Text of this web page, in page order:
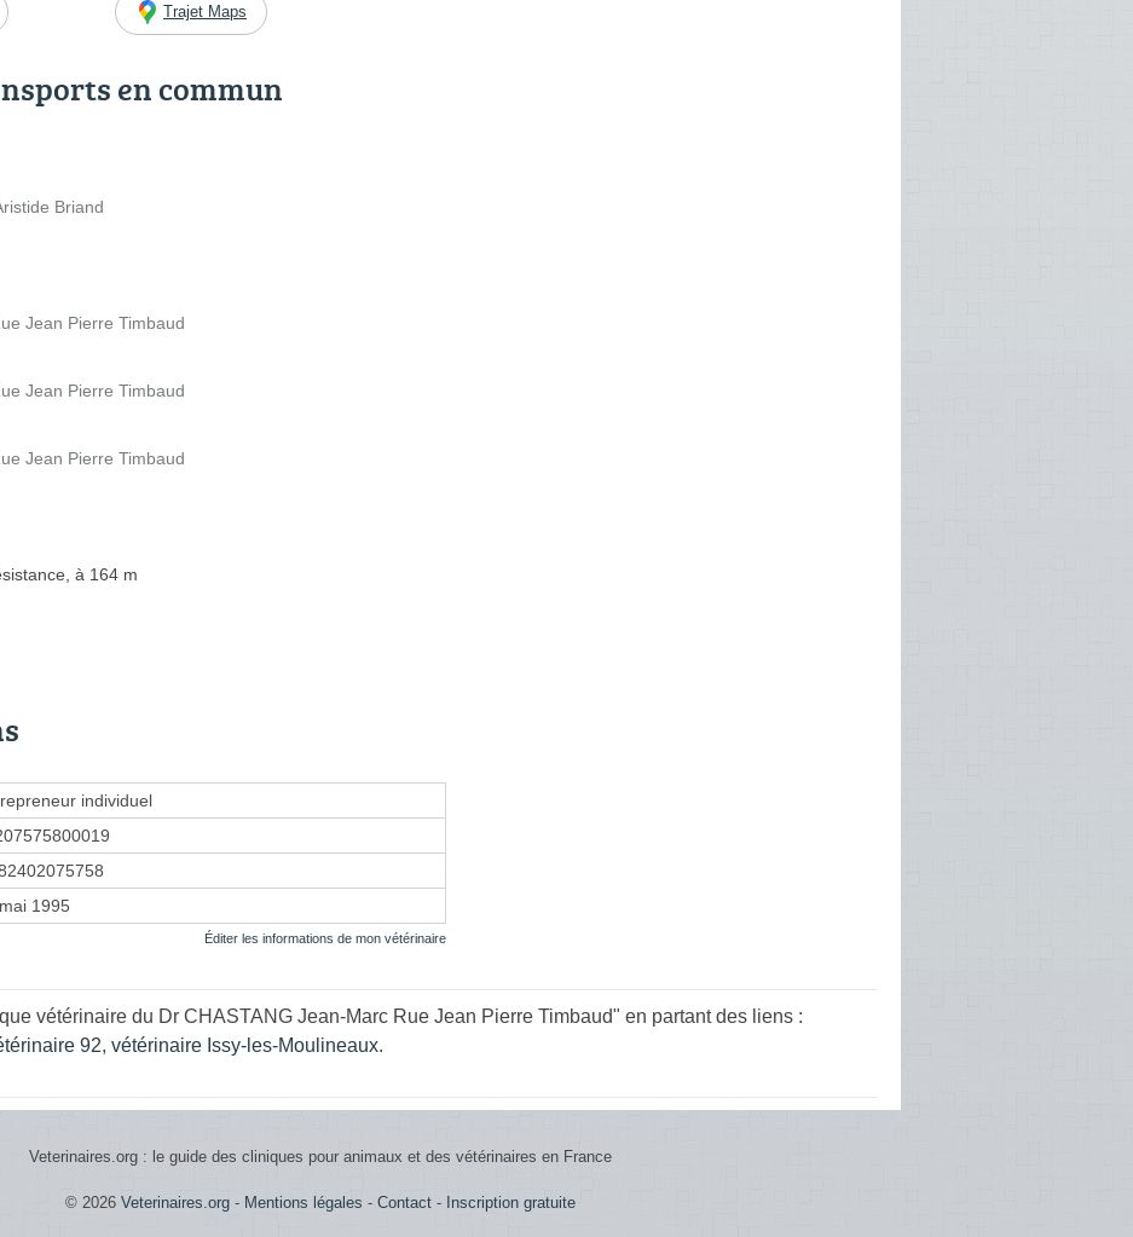
Trajet Maps
en commun
Briand
Jean Pierre Timbaud
Jean Pierre Timbaud
Jean Pierre Timbaud
à 164 m
individuel
1995
Éditer les informations de mon vétérinaire
vétérinaire du Dr CHASTANG Jean-Marc Rue Jean Pierre Timbaud" en partant des liens :
92, vétérinaire Issy-les-Moulineaux.
Veterinaires.org : le guide des cliniques pour animaux et des vétérinaires en France
© 2026 Veterinaires.org - Mentions légales - Contact - Inscription gratuite